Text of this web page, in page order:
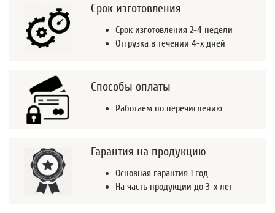
Срок изготовления
Срок изготовления 2-4 недели
Отгрузка в течении 4-х дней
Способы оплаты
Работаем по перечислению
Гарантия на продукцию
Основная гарантия 1 год
На часть продукции до 3-х лет